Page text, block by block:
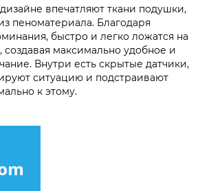
впечатляют ткани подушки,
пеноматериала. Благодаря
быстро и легко ложатся на
максимально удобное и
Внутри есть скрытые датчики,
ситуацию и подстраивают
к этому.